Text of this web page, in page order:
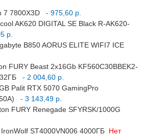
7 7800X3D
- 975,60 р.
AK620 DIGITAL SE Black R-AK620-
р.
B850 AORUS ELITE WIFI7 ICE
FURY Beast 2x16Gb KF560C30BBEK2-
- 2 004,60 р.
Palit RTX 5070 GamingPro
- 3 143,49 р.
FURY Renegade SFYRSK/1000G
ST4000VN006 4000ГБ Нет